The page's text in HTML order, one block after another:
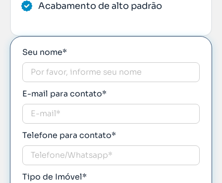
Acabamento de alto padrão
Seu nome*
E-mail para contato*
Telefone para contato*
Tipo de Imóvel*